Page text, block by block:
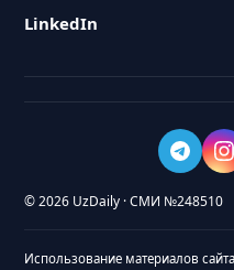
LinkedIn
© 2026 UzDaily · СМИ №248510
Использование материалов